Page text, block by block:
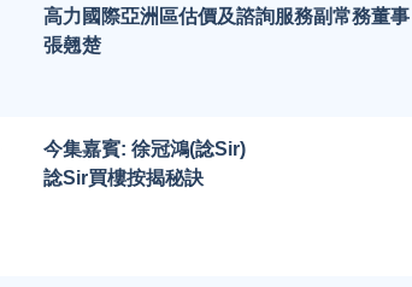
高力國際亞洲區估價及諮詢服務副常務董事
張翹楚
今集嘉賓: 徐冠鴻(諗Sir)
諗Sir買樓按揭秘訣